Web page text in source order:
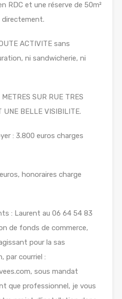
RDC et une réserve de 50m²
directement.
ACTIVITE sans
ni sandwicherie, ni
SUR RUE TRES
UNE BELLE VISIBILITE.
: 3.800 euros charges
honoraires charge
: Laurent au 06 64 54 83
de fonds de commerce,
pour la sas
par courriel :
sous mandat
que professionnel, je vous